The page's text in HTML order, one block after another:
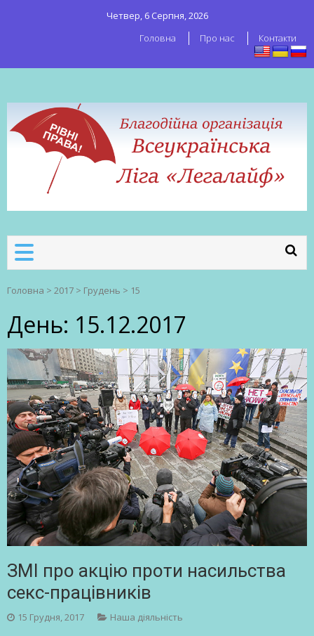
Четвер, 6 Серпня, 2026
Головна
Про нас Контакти
робітників
Головна > 2017 > Грудень > 15
День: 15.12.2017
ЗМІ про акцію проти насильства
секс-працівників
15 Грудня, 2017 Наша діяльність